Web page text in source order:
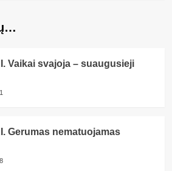
Vaikai svajoja – suaugusieji
Gerumas nematuojamas